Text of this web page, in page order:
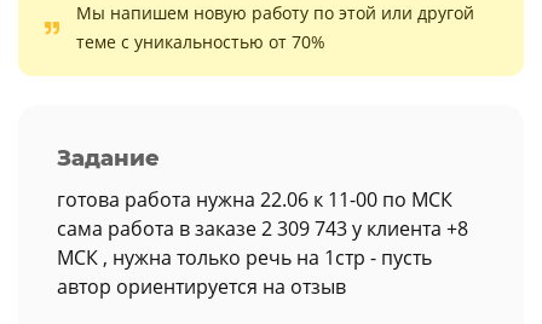
Мы напишем новую работу по этой или другой
теме с уникальностью от 70%
Задание
готова работа нужна 22.06 к 11-00 по МСК
сама работа в заказе 2 309 743 у клиента +8
МСК , нужна только речь на 1стр - пусть
автор ориентируется на отзыв